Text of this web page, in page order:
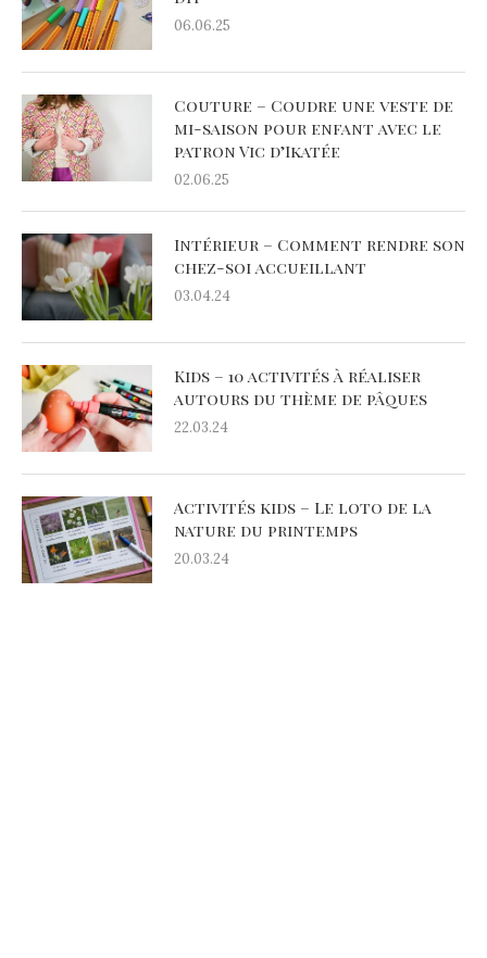
06.06.25
Couture – Coudre une veste de
mi-saison pour enfant avec le
patron Vic d’Ikatée
02.06.25
Intérieur – Comment rendre son
chez-soi accueillant
03.04.24
Kids – 10 activités à réaliser
autours du thème de pâques
22.03.24
Activités kids – Le loto de la
nature du printemps
20.03.24